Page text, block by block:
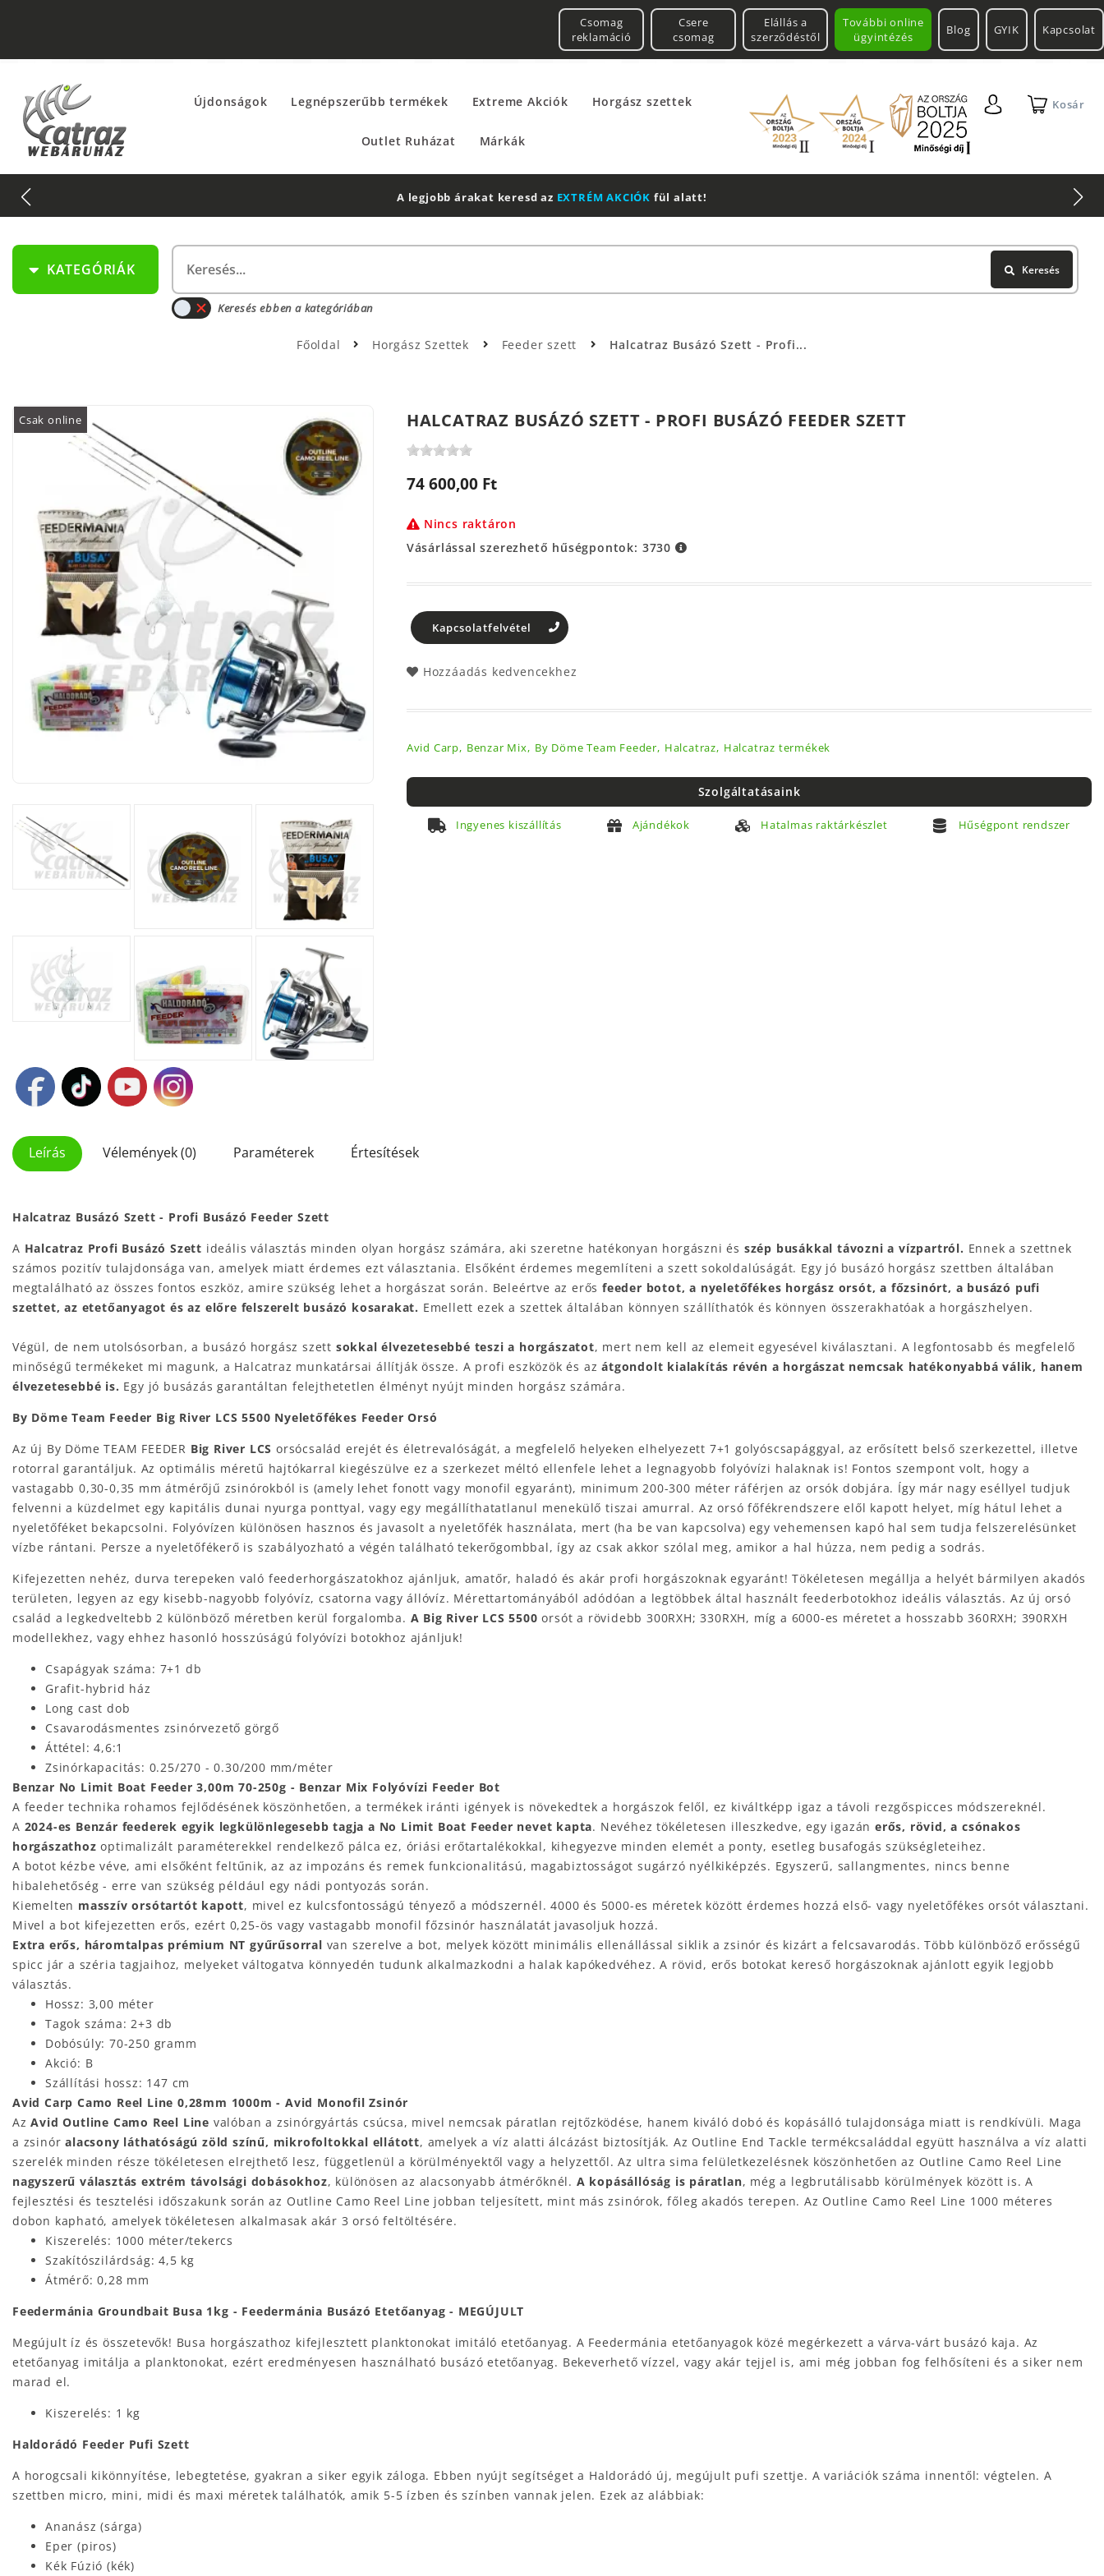
További online
ügyintézés
Csomag
reklamáció
Csere
csomag
Elállás a
szerződéstől
Blog GYIK Kapcsolat
Újdonságok Legnépszerűbb termékek Extreme Akciók Horgász szettek
Outlet Ruházat Márkák
Kosár
2 db Shimano Aero Technium +LeathermanMultitool
KATEGÓRIÁK Keresés
Keresés ebben a kategóriában
Főoldal Horgász Szettek Feeder szett Halcatraz Busázó Szett - Profi...
Csak online HALCATRAZ BUSÁZÓ SZETT - PROFI BUSÁZÓ FEEDER SZETT
74 600,00 Ft
Nincs raktáron
Vásárlással szerezhető hűségpontok: 3730
Kapcsolatfelvétel
Hozzáadás kedvencekhez
Avid Carp, Benzar Mix, By Döme Team Feeder, Halcatraz, Halcatraz termékek
Szolgáltatásaink
Ingyenes kiszállítás Ajándékok Hatalmas raktárkészlet Hűségpont rendszer
Leírás Vélemények (0) Paraméterek Értesítések
Halcatraz Busázó Szett - Profi Busázó Feeder Szett
A Halcatraz Profi Busázó Szett ideális választás minden olyan horgász számára, aki szeretne hatékonyan horgászni és szép busákkal távozni a vízpartról. Ennek a szettnek
számos pozitív tulajdonsága van, amelyek miatt érdemes ezt választania. Elsőként érdemes megemlíteni a szett sokoldalúságát. Egy jó busázó horgász szettben általában
megtalálható az összes fontos eszköz, amire szükség lehet a horgászat során. Beleértve az erős feeder botot, a nyeletőfékes horgász orsót, a főzsinórt, a busázó pufi
szettet, az etetőanyagot és az előre felszerelt busázó kosarakat. Emellett ezek a szettek általában könnyen szállíthatók és könnyen összerakhatóak a horgászhelyen.
Végül, de nem utolsósorban, a busázó horgász szett sokkal élvezetesebbé teszi a horgászatot, mert nem kell az elemeit egyesével kiválasztani. A legfontosabb és megfelelő
minőségű termékeket mi magunk, a Halcatraz munkatársai állítják össze. A profi eszközök és azátgondolt kialakítás révén a horgászat nemcsak hatékonyabbá válik, hanem
élvezetesebbé is. Egy jó busázás garantáltan felejthetetlen élményt nyújt minden horgász számára.
By Döme Team Feeder Big River LCS 5500 Nyeletőfékes Feeder Orsó
Az új By Döme TEAM FEEDER Big River LCSorsócsalád erejét és életrevalóságát, a megfelelő helyeken elhelyezett 7+1 golyóscsapággyal, az erősített belső szerkezettel, illetve
rotorral garantáljuk. Az optimális méretű hajtókarral kiegészülve ez a szerkezet méltó ellenfele lehet a legnagyobb folyóvízi halaknak is! Fontos szempont volt, hogy a
vastagabb 0,30-0,35 mm átmérőjű zsinórokból is (amely lehet fonott vagy monofil egyaránt), minimum 200-300 méter ráférjen az orsók dobjára. Így már nagy eséllyel tudjuk
felvenni a küzdelmet egy kapitális dunai nyurga ponttyal, vagy egy megállíthatatlanul menekülő tiszai amurral. Az orsó főfékrendszere elől kapott helyet, míg hátul lehet a
nyeletőféket bekapcsolni. Folyóvízen különösen hasznos és javasolt a nyeletőfék használata, mert (ha be van kapcsolva) egy vehemensen kapó hal sem tudja felszerelésünket
vízbe rántani. Persze a nyeletőfékerő is szabályozható a végén található tekerőgombbal, így az csak akkor szólal meg, amikor a hal húzza, nem pedig a sodrás.
Kifejezetten nehéz, durva terepeken való feederhorgászatokhoz ajánljuk, amatőr, haladó és akár profi horgászoknak egyaránt! Tökéletesen megállja a helyét bármilyen akadós
területen, legyen az egy kisebb-nagyobb folyóvíz, csatorna vagy állóvíz. Mérettartományából adódóan a legtöbbek által használt feederbotokhoz ideális választás. Az új orsó
család a legkedveltebb 2 különböző méretben kerül forgalomba. A Big River LCS 5500orsót a rövidebb 300RXH; 330RXH, míg a 6000-es méretet a hosszabb 360RXH; 390RXH
modellekhez, vagy ehhez hasonló hosszúságú folyóvízi botokhoz ajánljuk!
Csapágyak száma: 7+1 db
Grafit-hybrid ház
Long cast dob
Csavarodásmentes zsinórvezető görgő
Áttétel: 4,6:1
Zsinórkapacitás: 0.25/270 - 0.30/200 mm/méter
Benzar No Limit Boat Feeder 3,00m 70-250g - Benzar Mix Folyóvízi Feeder Bot
A feeder technika rohamos fejlődésének köszönhetően, a termékek iránti igények is növekedtek a horgászok felől, ez kiváltképp igaz a távoli rezgőspicces módszereknél.
A 2024-es Benzár feederek egyik legkülönlegesebb tagja a No Limit Boat Feeder nevet kapta. Nevéhez tökéletesen illeszkedve, egy igazánerős, rövid, a csónakos
horgászathozoptimalizált paraméterekkel rendelkező pálca ez, óriási erőtartalékokkal, kihegyezve minden elemét a ponty, esetleg busafogás szükségleteihez.
A botot kézbe véve, ami elsőként feltűnik, az az impozáns és remek funkcionalitású, magabiztosságot sugárzó nyélkiképzés. Egyszerű, sallangmentes, nincs benne
hibalehetőség - erre van szükség például egy nádi pontyozás során.
Kiemelten masszív orsótartót kapott, mivel ez kulcsfontosságú tényező a módszernél. 4000 és 5000-es méretek között érdemes hozzá első- vagy nyeletőfékes orsót választani.
Mivel a bot kifejezetten erős, ezért 0,25-ös vagy vastagabb monofil főzsinór használatát javasoljuk hozzá.
Extra erős, háromtalpas prémium NT gyűrűsorral van szerelve a bot, melyek között minimális ellenállással siklik a zsinór és kizárt a felcsavarodás. Több különböző erősségű
spicc jár a széria tagjaihoz, melyeket váltogatva könnyedén tudunk alkalmazkodni a halak kapókedvéhez. A rövid, erős botokat kereső horgászoknak ajánlott egyik legjobb
választás.
Hossz: 3,00 méter
Tagok száma: 2+3 db
Dobósúly: 70-250 gramm
Akció: B
Szállítási hossz: 147 cm
Avid Carp Camo Reel Line 0,28mm 1000m - Avid Monofil Zsinór
AzAvidOutline Camo Reel Line valóban a zsinórgyártás csúcsa, mivel nemcsak páratlan rejtőzködése, hanem kiváló dobó és kopásálló tulajdonsága miatt is rendkívüli. Maga
a zsinóralacsony láthatóságú zöld színű, mikrofoltokkal ellátott, amelyek a víz alatti álcázást biztosítják. Az Outline End Tackle termékcsaláddal együtt használva a víz alatti
szerelék minden része tökéletesen elrejthető lesz, függetlenül a körülményektől vagy a helyzettől. Az ultra sima felületkezelésnek köszönhetően az Outline Camo Reel Line
nagyszerű választás extrém távolsági dobásokhoz, különösen az alacsonyabb átmérőknél. A kopásállóság is páratlan, még a legbrutálisabb körülmények között is. A
fejlesztési és tesztelési időszakunk során az Outline Camo Reel Line jobban teljesített, mint más zsinórok, főleg akadós terepen. Az Outline Camo Reel Line 1000 méteres
dobon kapható, amelyek tökéletesen alkalmasak akár 3 orsó feltöltésére.
Kiszerelés: 1000 méter/tekercs
Szakítószilárdság: 4,5 kg
Átmérő: 0,28 mm
Feedermánia Groundbait Busa 1kg - Feedermánia Busázó Etetőanyag - MEGÚJULT
Megújult íz és összetevők! Busa horgászathoz kifejlesztett planktonokat imitáló etetőanyag. A Feedermánia etetőanyagok közé megérkezett a várva-várt busázó kaja. Az
etetőanyag imitálja a planktonokat, ezért eredményesen használható busázó etetőanyag. Bekeverhető vízzel, vagy akár tejjel is, ami még jobban fog felhősíteni és a siker nem
marad el.
Kiszerelés: 1 kg
Haldorádó Feeder Pufi Szett
A horogcsali kikönnyítése, lebegtetése, gyakran a siker egyik záloga. Ebben nyújt segítséget a Haldorádó új, megújult pufi szettje. A variációk száma innentől: végtelen. A
szettben micro, mini, midi és maxi méretek találhatók, amik 5-5 ízben és színben vannak jelen. Ezek az alábbiak:
Ananász (sárga)
Eper (piros)
Kék Fúzió (kék)